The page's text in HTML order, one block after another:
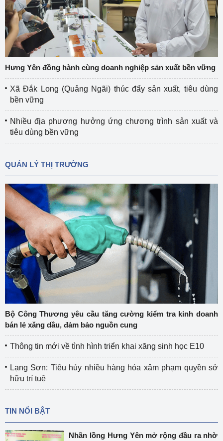
Hưng Yên đồng hành cùng doanh nghiệp sản xuất bền vững
Xã Đắk Long (Quảng Ngãi) thúc đẩy sản xuất, tiêu dùng
bền vững
Nhiều địa phương hưởng ứng chương trình sản xuất và
tiêu dùng bền vững
QUẢN LÝ THỊ TRƯỜNG
Bộ Công Thương yêu cầu tăng cường kiểm tra kinh doanh
bán lẻ xăng dầu, đảm bảo nguồn cung
Thông tin mới về tình hình triển khai xăng sinh học E10
Lạng Sơn: Tiêu hủy nhiều hàng hóa xâm phạm quyền sở
hữu trí tuệ
TIN NỔI BẬT
Nhãn lồng Hưng Yên mở rộng đầu ra nhờ